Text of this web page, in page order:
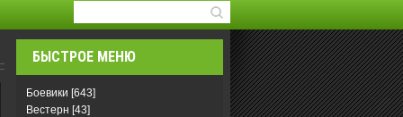
БЫСТРОЕ МЕНЮ
Боевики [643]
Вестерн [43]